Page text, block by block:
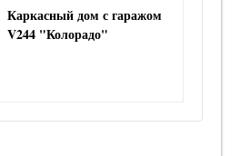
Каркасный дом с гаражом
V244 "Колорадо"